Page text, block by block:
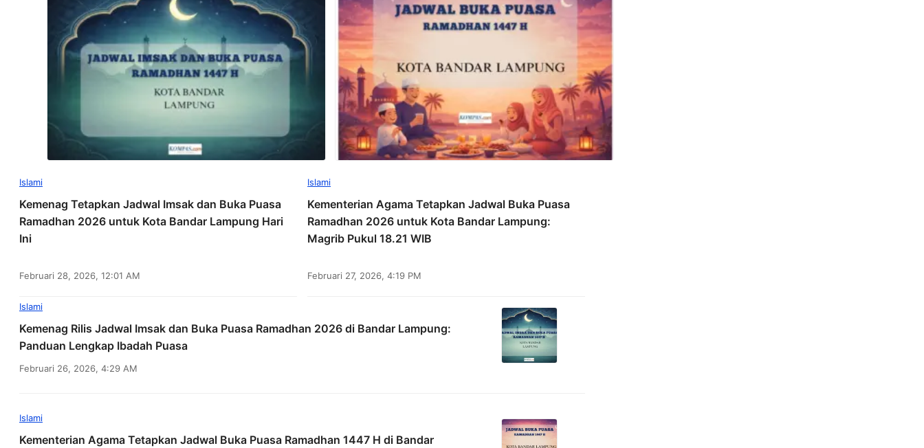
Islami
Kemenag Tetapkan Jadwal Imsak dan Buka Puasa
Ramadhan 2026 untuk Kota Bandar Lampung Hari
Ini
Februari 28, 2026, 12:01 AM
Islami
Kementerian Agama Tetapkan Jadwal Buka Puasa
Ramadhan 2026 untuk Kota Bandar Lampung:
Magrib Pukul 18.21 WIB
Februari 27, 2026, 4:19 PM
Islami
Kemenag Rilis Jadwal Imsak dan Buka Puasa Ramadhan 2026 di Bandar Lampung:
Panduan Lengkap Ibadah Puasa
Februari 26, 2026, 4:29 AM
Islami
Kementerian Agama Tetapkan Jadwal Buka Puasa Ramadhan 1447 H di Bandar